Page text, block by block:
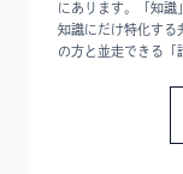
にあります。「知識
知識にだけ特化する
の方と並走できる「